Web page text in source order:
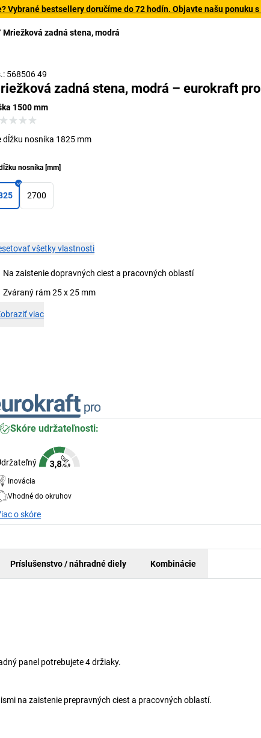
Vybrané bestsellery doručíme do 72 hodín. Objavte našu ponuku
Mriežková zadná stena, modrá
568506 49
zadná stena, modrá – eurokraft pro
1500 mm
dĺžku nosníka 1825 mm
nosníka [mm]
2700
všetky vlastnosti
Na zaistenie dopravných ciest a pracovných oblastí
Zváraný rám 25 x 25 mm
viac
Skóre udržateľnosti:
Inovácia
Vhodné do okruhov
o skóre
Príslušenstvo / náhradné diely Kombinácie
panel potrebujete 4 držiaky.
na zaistenie prepravných ciest a pracovných oblastí.